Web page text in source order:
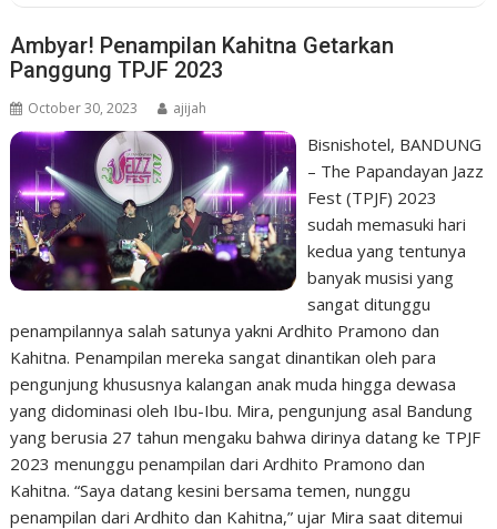
Ambyar! Penampilan Kahitna Getarkan
Panggung TPJF 2023
October 30, 2023 ajijah
Bisnishotel, BANDUNG
– The Papandayan Jazz
Fest (TPJF) 2023
sudah memasuki hari
kedua yang tentunya
banyak musisi yang
sangat ditunggu
penampilannya salah satunya yakni Ardhito Pramono dan
Kahitna. Penampilan mereka sangat dinantikan oleh para
pengunjung khususnya kalangan anak muda hingga dewasa
yang didominasi oleh Ibu-Ibu. Mira, pengunjung asal Bandung
yang berusia 27 tahun mengaku bahwa dirinya datang ke TPJF
2023 menunggu penampilan dari Ardhito Pramono dan
Kahitna. “Saya datang kesini bersama temen, nunggu
penampilan dari Ardhito dan Kahitna,” ujar Mira saat ditemui